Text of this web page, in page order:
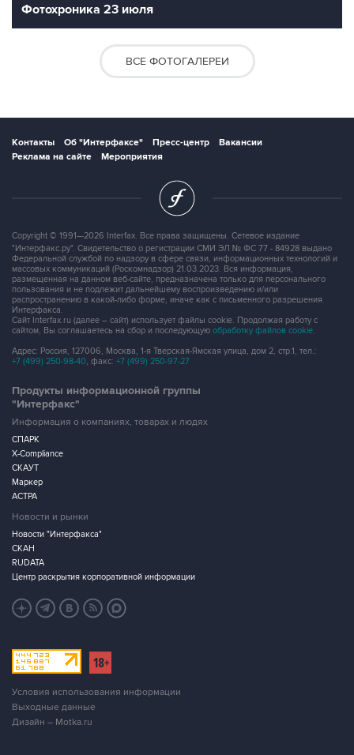
Фотохроника 23 июля
ВСЕ ФОТОГАЛЕРЕИ
Контакты Об "Интерфаксе" Пресс-центр
Вакансии
Реклама на сайте
Мероприятия
Copyright © 1991—2026 Interfax. Все права защищены. Сетевое издание
"Интерфакс.ру". Свидетельство о регистрации СМИ ЭЛ № ФС 77 - 84928 выдано
Федеральной службой по надзору в сфере связи, информационных технологий и
массовых коммуникаций (Роскомнадзор) 21.03.2023. Вся информация,
размещенная на данном веб-сайте, предназначена только для персонального
пользования и не подлежит дальнейшему воспроизведению и/или
распространению в какой-либо форме, иначе как с письменного разрешения
Интерфакса.
Сайт Interfax.ru (далее – сайт) использует файлы cookie. Продолжая работу с
сайтом, Вы соглашаетесь на сбор и последующую обработку файлов cookie.
Адрес: Россия, 127006, Москва, 1-я Тверская-Ямская улица, дом 2, стр.1, тел.:
+7 (499) 250-98-40, факс: +7 (499) 250-97-27
Продукты информационной группы
"Интерфакс"
Информация о компаниях, товарах и людях
СПАРК
X-Compliance
СКАУТ
Маркер
АСТРА
Новости и рынки
Новости "Интерфакса"
СКАН
RUDATA
Центр раскрытия корпоративной информации
Условия использования информации
Выходные данные
Дизайн – Motka.ru